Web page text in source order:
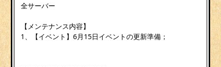
全サーバー
【メンテナンス内容】
1、【イベント】6月15日イベントの更新準備；